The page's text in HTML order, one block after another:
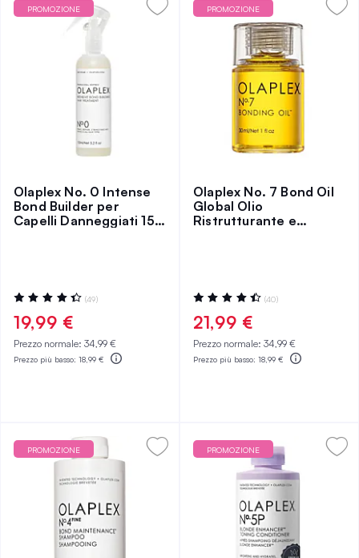
PROMOZIONE
Olaplex No. 0 Intense
Bond Builder per
Capelli Danneggiati 155
Valutazione:
89%
(49)
19,99 €
Prezzo normale: 34,99 €
Prezzo più basso: 18,99 €
PROMOZIONE
Olaplex No. 7 Bond Oil
Global Olio
Ristrutturante e
Valutazione:
91%
(40)
21,99 €
Prezzo normale: 34,99 €
Prezzo più basso: 18,99 €
PROMOZIONE PROMOZIONE